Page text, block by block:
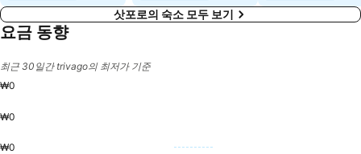
삿포로의 숙소 모두 보기
요금 동향
최근 30일간 trivago의 최저가 기준
₩0
₩0
₩0